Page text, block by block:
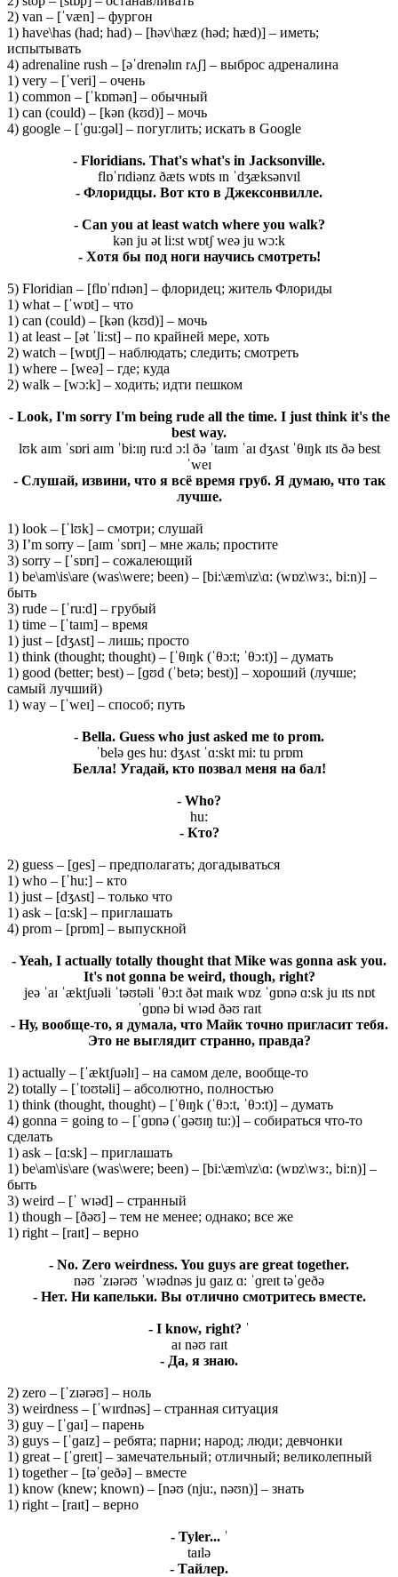
2) van – [ˈvæn] – фургон
1) have\has (had; had) – [həv\hæz (həd; hæd)] – иметь;
испытывать
4) adrenaline rush – [əˈdrenəlɪn rʌʃ] – выброс адреналина
1) very – [ˈveri] – очень
1) common – [ˈkɒmən] – обычный
1) can (could) – [kən (kʊd)] – мочь
4) google – [ˈɡu:ɡəl] – погуглить; искать в Google
- Floridians. That's what's in Jacksonville.
flɒˈrɪdiənz ðæts wɒts ɪn ˈdʒæksənvɪl
- Флоридцы. Вот кто в Джексонвилле.
- Can you at least watch where you walk?
kən ju ət li:st wɒtʃ weə ju wɔ:k
- Хотя бы под ноги научись смотреть!
5) Floridian – [flɒˈrɪdɪən] – флоридец; житель Флориды
1) what – [ˈwɒt] – что
1) can (could) – [kən (kʊd)] – мочь
1) at least – [ət ˈli:st] – по крайней мере, хоть
2) watch – [wɒtʃ] – наблюдать; следить; смотреть
1) where – [weə] – где; куда
2) walk – [wɔ:k] – ходить; идти пешком
- Look, I'm sorry I'm being rude all the time. I just think it's the
best way.
lʊk aɪm ˈsɒri aɪm ˈbi:ɪŋ ru:d ɔ:l ðə ˈtaɪm ˈaɪ dʒʌst ˈθɪŋk ɪts ðə best
ˈweɪ
- Слушай, извини, что я всё время груб. Я думаю, что так
лучше.
1) look – [ˈlʊk] – смотри; слушай
3) I’m sorry – [aɪm ˈsɒrɪ] – мне жаль; простите
3) sorry – [ˈsɒrɪ] – сожалеющий
1) be\am\is\are (was\were; been) – [bi:\æm\ɪz\ɑ: (wɒz\wɜ:, bi:n)] –
быть
3) rude – [ˈru:d] – грубый
1) time – [ˈtaɪm] – время
1) just – [dʒʌst] – лишь; просто
1) think (thought; thought) – [ˈθɪŋk (ˈθɔ:t; ˈθɔ:t)] – думать
1) good (better; best) – [ɡʊd (ˈbetə; best)] – хороший (лучше;
самый лучший)
1) way – [ˈweɪ] – способ; путь
- Bella. Guess who just asked me to prom.
ˈbelə ɡes hu: dʒʌst ˈɑ:skt mi: tu prɒm
Белла! Угадай, кто позвал меня на бал!
- Who?
hu:
- Кто?
2) guess – [ɡes] – предполагать; догадываться
1) who – [ˈhu:] – кто
1) just – [dʒʌst] – только что
1) ask – [ɑ:sk] – приглашать
4) prom – [prɒm] – выпускной
- Yeah, I actually totally thought that Mike was gonna ask you.
It's not gonna be weird, though, right?
jeə ˈaɪ ˈæktʃuəli ˈtəʊtəli ˈθɔ:t ðət maɪk wɒz ˈɡɒnə ɑ:sk ju ɪts nɒt
ˈɡɒnə bi wɪəd ðəʊ raɪt
- Ну, вообще-то, я думала, что Майк точно пригласит тебя.
Это не выглядит странно, правда?
1) actually – [ˈæktʃuəlɪ] – на самом деле, вообще-то
2) totally – [ˈtoʊtəli] – абсолютно, полностью
1) think (thought, thought) – [ˈθɪŋk (ˈθɔ:t, ˈθɔ:t)] – думать
4) gonna = going to – [ˈɡɒnə (ˈɡəʊɪŋ tu:)] – собираться что-то
сделать
1) ask – [ɑ:sk] – приглашать
1) be\am\is\are (was\were; been) – [bi:\æm\ɪz\ɑ: (wɒz\wɜ:, bi:n)] –
быть
3) weird – [ˈ wɪəd] – странный
1) though – [ðəʊ] – тем не менее; однако; все же
1) right – [raɪt] – верно
- No. Zero weirdness. You guys are great together.
nəʊ ˈzɪərəʊ ˈwɪədnəs ju ɡaɪz ɑ: ˈɡreɪt təˈɡeðə
- Нет. Ни капельки. Вы отлично смотритесь вместе.
- I know, right? ˈ
aɪ nəʊ raɪt
- Да, я знаю.
2) zero – [ˈzɪərəʊ] – ноль
3) weirdness – [ˈwɪrdnəs] – странная ситуация
3) guy – [ˈɡaɪ] – парень
3) guys – [ˈɡaɪz] – ребята; парни; народ; люди; девчонки
1) great – [ˈɡreɪt] – замечательный; отличный; великолепный
1) together – [təˈɡeðə] – вместе
1) know (knew; known) – [nəʊ (nju:, nəʊn)] – знать
1) right – [raɪt] – верно
- Tyler... ˈ
taɪlə
- Тайлер.